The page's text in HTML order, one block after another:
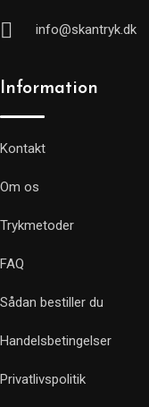
info@skantryk.dk
Information
Kontakt
Om os
Trykmetoder
FAQ
Sådan bestiller du
Handelsbetingelser
Privatlivspolitik